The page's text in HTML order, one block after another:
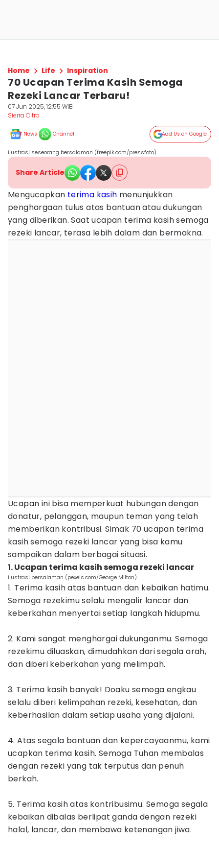
Home Life Inspiration
70 Ucapan Terima Kasih Semoga
Rezeki Lancar Terbaru!
07 Jun 2025, 12:55 WIB
Sierra Citra
News Channel Add Us on Google
ilustrasi seseorang bersalaman (freepik.com/pressfoto)
Share Article
Mengucapkan terima kasih menunjukkan
penghargaan tulus atas bantuan atau dukungan
yang diberikan. Saat ucapan terima kasih semoga
rezeki lancar, terasa lebih dalam dan bermakna.
Ucapan ini bisa memperkuat hubungan dengan
donatur, pelanggan, maupun teman yang telah
memberikan kontribusi. Simak 70 ucapan terima
kasih semoga rezeki lancar yang bisa kamu
sampaikan dalam berbagai situasi.
1. Ucapan terima kasih semoga rezeki lancar
ilustrasi bersalaman (pexels.com/George Milton)
1. Terima kasih atas bantuan dan kebaikan hatimu.
Semoga rezekimu selalu mengalir lancar dan
keberkahan menyertai setiap langkah hidupmu.
2. Kami sangat menghargai dukunganmu. Semoga
rezekimu diluaskan, dimudahkan dari segala arah,
dan diberi keberkahan yang melimpah.
3. Terima kasih banyak! Doaku semoga engkau
selalu diberi kelimpahan rezeki, kesehatan, dan
keberhasilan dalam setiap usaha yang dijalani.
4. Atas segala bantuan dan kepercayaanmu, kami
ucapkan terima kasih. Semoga Tuhan membalas
dengan rezeki yang tak terputus dan penuh
berkah.
5. Terima kasih atas kontribusimu. Semoga segala
kebaikan dibalas berlipat ganda dengan rezeki
halal, lancar, dan membawa ketenangan jiwa.